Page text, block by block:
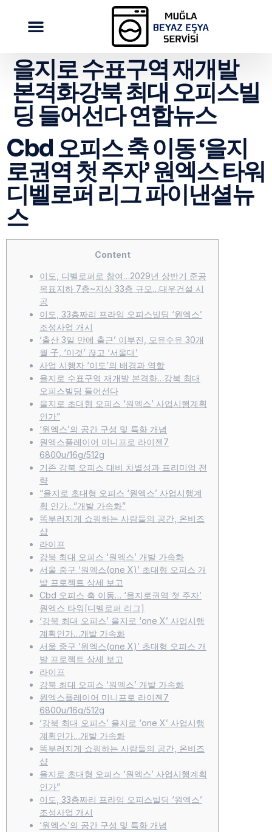
을지로 수표구역 재개발
본격화강북 최대 오피스빌
딩 들어선다 연합뉴스
Cbd 오피스 축 이동 ‘을지
로권역 첫 주자’ 원엑스 타워
디벨로퍼 리그 파이낸셜뉴
스
Content
이도, 디벨로퍼로 참여…2029년 상반기 준공
목표지하 7층~지상 33층 규모…대우건설 시
공
이도, 33층짜리 프라임 오피스빌딩 ‘원엑스’
조성사업 개시
‘출산 3일 만에 출근’ 이부진, 모유수유 30개
월 子, ‘이것’ 끊고 ‘서울대’
사업 시행자 ‘이도’의 배경과 역할
을지로 수표구역 재개발 본격화…강북 최대
오피스빌딩 들어선다
을지로 초대형 오피스 ‘원엑스’ 사업시행계획
인가”
‘원엑스’의 공간 구성 및 특화 개념
원엑스플레이어 미니프로 라이젠7
6800u/16g/512g
기존 강북 오피스 대비 차별성과 프리미엄 전
략
“을지로 초대형 오피스 ‘원엑스’ 사업시행계
획 인가…”개발 가속화”
똑부러지게 쇼핑하는 사람들의 공간, 온비즈
샵
라이프
강북 최대 오피스 ‘원엑스’ 개발 가속화
서울 중구 ‘원엑스(one X)’ 초대형 오피스 개
발 프로젝트 상세 보고
Cbd 오피스 축 이동… ‘을지로권역 첫 주자’
원엑스 타워[디벨로퍼 리그]
‘강북 최대 오피스’ 을지로 ‘one X’ 사업시행
계획인가…개발 가속화
서울 중구 ‘원엑스(one X)’ 초대형 오피스 개
발 프로젝트 상세 보고
라이프
강북 최대 오피스 ‘원엑스’ 개발 가속화
원엑스플레이어 미니프로 라이젠7
6800u/16g/512g
‘강북 최대 오피스’ 을지로 ‘one X’ 사업시행
계획인가…개발 가속화
똑부러지게 쇼핑하는 사람들의 공간, 온비즈
샵
을지로 초대형 오피스 ‘원엑스’ 사업시행계획
인가”
이도, 33층짜리 프라임 오피스빌딩 ‘원엑스’
조성사업 개시
‘원엑스’의 공간 구성 및 특화 개념